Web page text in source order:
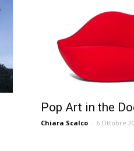
Pop Art in the
Chiara Scalco - 6 Ottobre